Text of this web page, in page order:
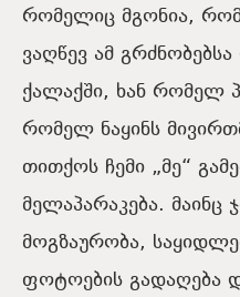
რომელიც მგონია, რომ
ვაღწევ ამ
ქალაქში, ხან რომელ
რომელ ნაყინს
თითქოს ჩემი „მე“
მელაპარაკება. მაინც
მოგზაურობა,
ფოტოების გადაღება